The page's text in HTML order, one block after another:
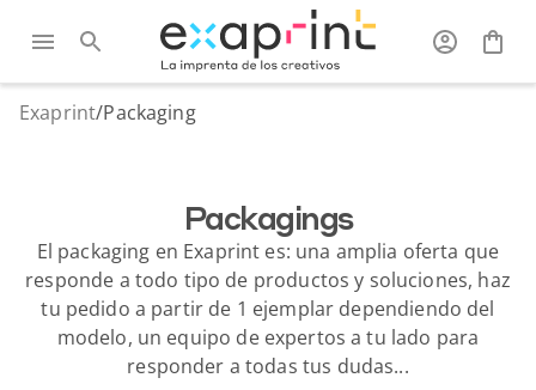
Exaprint/Packaging
Packagings
El packaging en Exaprint es: una amplia oferta que
responde a todo tipo de productos y soluciones, haz
tu pedido a partir de 1 ejemplar dependiendo del
modelo, un equipo de expertos a tu lado para
responder a todas tus dudas...